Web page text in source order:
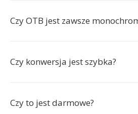
Czy OTB jest zawsze
Czy konwersja jest szybka?
Czy to jest darmowe?